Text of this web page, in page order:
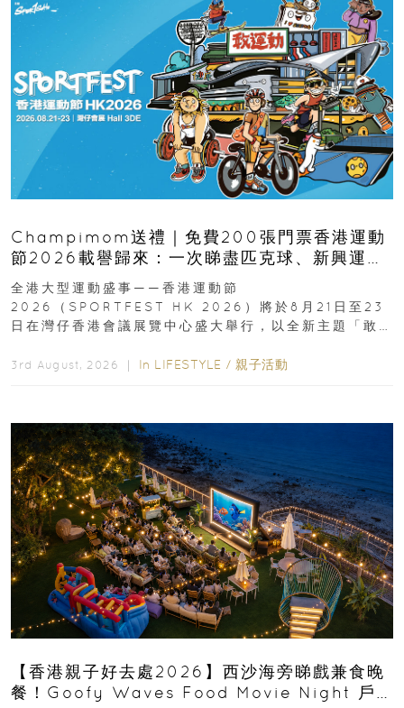
Champimom送禮｜免費200張門票香港運動
節2026載譽歸來：一次睇盡匹克球、新興運
動、街舞比賽＋逾百運動品牌展覽
全港大型運動盛事——香港運動節
2026（SPORTFEST HK 2026）將於8月21日至23
日在灣仔香港會議展覽中心盛大舉行，以全新主題「敢
3rd August, 2026 ｜ In LIFESTYLE / 親子活動
【香港親子好去處2026】西沙海旁睇戲兼食晚
餐！Goofy Waves Food Movie Night 戶